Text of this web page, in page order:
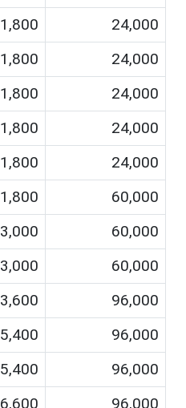
1,800
24,000
1,800
24,000
1,800
24,000
1,800
24,000
1,800
24,000
1,800
60,000
3,000
60,000
3,000
60,000
3,600
96,000
5,400
96,000
5,400
96,000
6,600
96,000